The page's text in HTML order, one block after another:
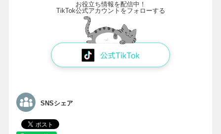
お役立ち情報を配信中！
TikTok公式アカウントをフォローする
SNSシェア